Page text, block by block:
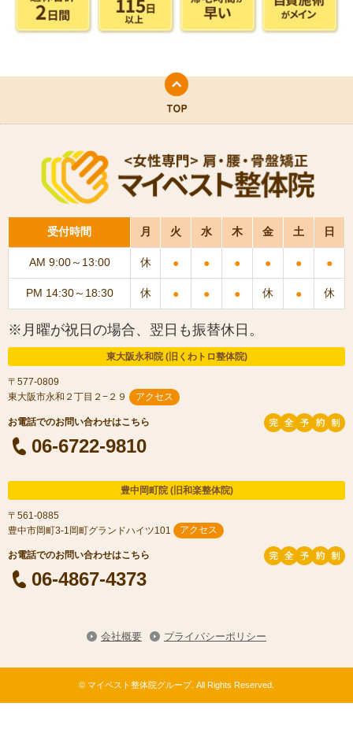
受付時間 月 火 水 木 金 土 日
AM 9:00～13:00 休 ● ● ● ● ● ●
PM 14:30～18:30 休 ● ● ● 休 ● 休
※月曜が祝日の場合、翌日も振替休日。
東大阪永和院 (旧くわトロ整体院)
〒577-0809
東大阪市永和２丁目２−２９
アクセス
06-6722-9810
豊中岡町院 (旧和楽整体院)
〒561-0885
豊中市岡町3-1岡町グランドハイツ101
アクセス
06-4867-4373
会社概要 プライバシーポリシー
© マイベスト整体院グループ. All Rights Reserved.